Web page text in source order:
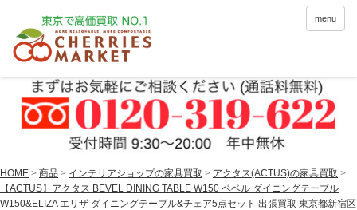
menu
HOME > 商品 > インテリアショップの家具買取 > アクタス(ACTUS)の家具買取 >
【ACTUS】アクタス BEVEL DINING TABLE W150 ベベル ダイニングテーブル
W150&ELIZA エリザ ダイニングテーブル&チェア5点セット 出張買取 東京都新宿区